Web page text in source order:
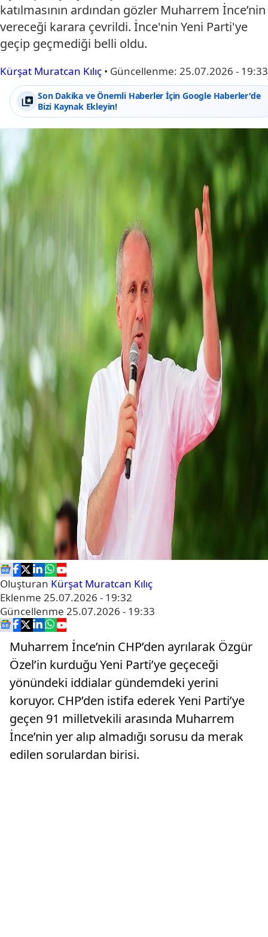
katılmasının ardından gözler Muharrem İnce’nin
vereceği karara çevrildi. İnce'nin Yeni Parti'ye
geçip geçmediği belli oldu.
Kürşat Muratcan Kılıç • Güncellenme: 25.07.2026 - 19:33
Son Dakika ve Önemli Haberler İçin Google Haberler'de
Bizi Kaynak Ekleyin!
Oluşturan Kürşat Muratcan Kılıç
Eklenme 25.07.2026 - 19:32
Güncellenme 25.07.2026 - 19:33
Muharrem İnce’nin CHP’den ayrılarak Özgür
Özel’in kurduğu Yeni Parti’ye geçeceği
yönündeki iddialar gündemdeki yerini
koruyor. CHP’den istifa ederek Yeni Parti’ye
geçen 91 milletvekili arasında Muharrem
İnce’nin yer alıp almadığı sorusu da merak
edilen sorulardan birisi.